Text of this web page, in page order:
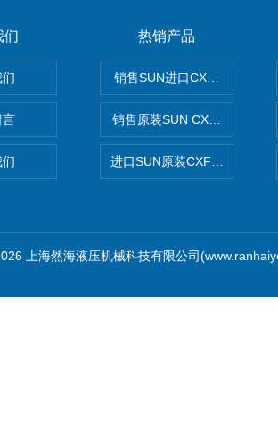
们
言
热销产品
销售SUN进口CXGDXCN插
销售原装SUN CXJAXCN全
进口SUN原装CXFAXCN导压
上海然海液压机械科技有限公司